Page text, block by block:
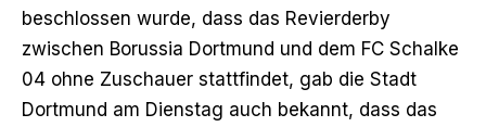
beschlossen wurde, dass das Revierderby
zwischen Borussia Dortmund und dem FC Schalke
04 ohne Zuschauer stattfindet, gab die Stadt
Dortmund am Dienstag auch bekannt, dass das